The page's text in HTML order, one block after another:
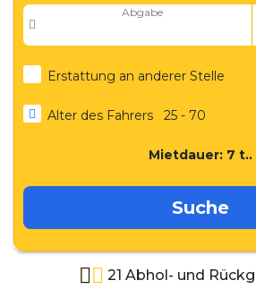
Abgabe
Erstattung an anderer Stelle
Alter des Fahrers 25 - 70
Mietdauer: 7 t..
Suche
21 Abhol- und